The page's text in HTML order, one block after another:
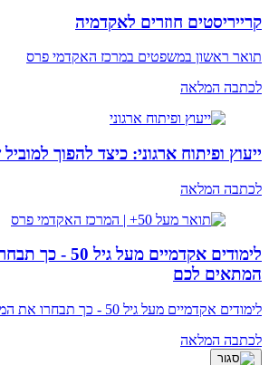
קרייריסטים חוזרים לאקדמיה
תואר ראשון במשפטים במרכז האקדמי פרס
לכתבה המלאה
ייעוץ ופיתוח ארגוני: כיצד להפוך
לכתבה המלאה
לימודים אקדמיים
המתאים לכם
לימודים אקדמיים מעל גיל 50 - כך תבחרו את המסלול המתאים לכם
לכתבה המלאה